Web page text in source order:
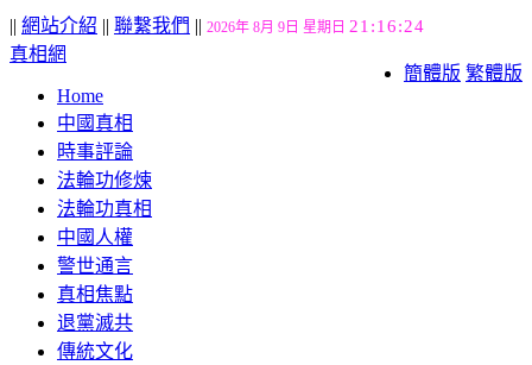
|| 網站介紹 || 聯繫我們 || 2026年 8月 9日 星期日 21:16:24
簡體版 繁體版
真相網
Home
中國真相
時事評論
法輪功修煉
法輪功真相
中國人權
警世通言
真相焦點
退黨滅共
傳統文化